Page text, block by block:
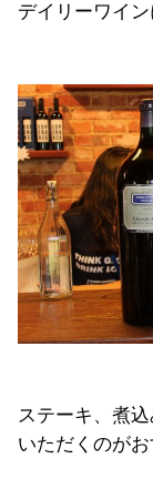
デイリーワイン
ステーキ、煮
いただくのがお